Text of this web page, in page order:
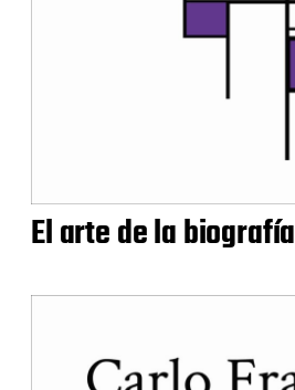
El arte de la biografía